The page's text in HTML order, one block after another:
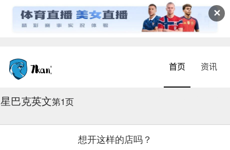
✕
首页 资讯
星巴克英文第1页
想开这样的店吗？